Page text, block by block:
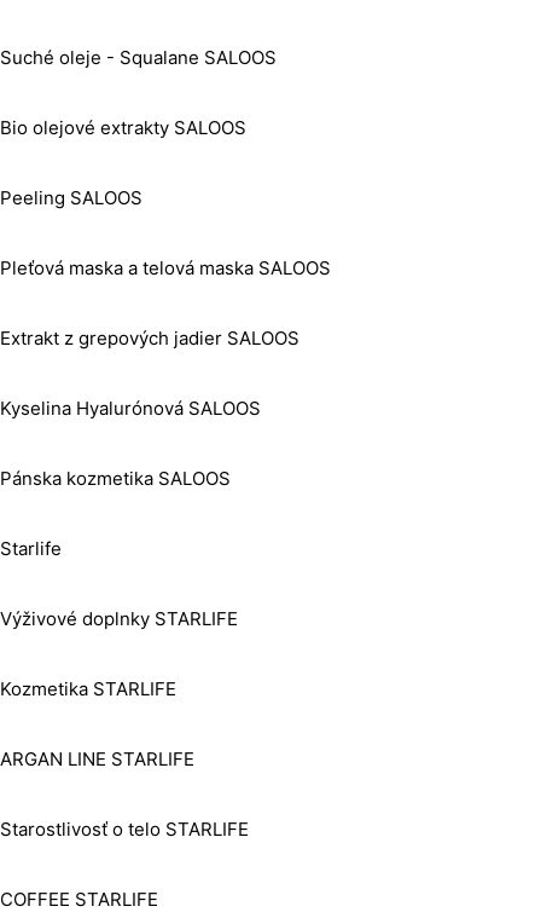
Suché oleje - Squalane SALOOS
Bio olejové extrakty SALOOS
Peeling SALOOS
Pleťová maska a telová maska SALOOS
Extrakt z grepových jadier SALOOS
Kyselina Hyalurónová SALOOS
Pánska kozmetika SALOOS
Starlife
Výživové doplnky STARLIFE
Kozmetika STARLIFE
ARGAN LINE STARLIFE
Starostlivosť o telo STARLIFE
COFFEE STARLIFE